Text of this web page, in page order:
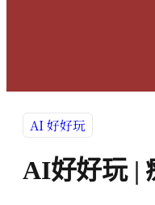
AI 好好玩
AI好好玩 |